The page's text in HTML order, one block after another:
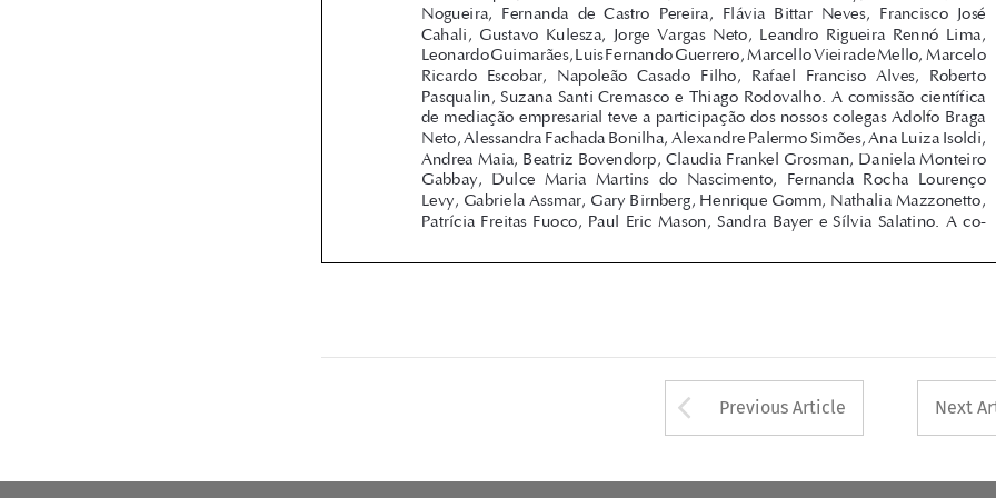











de mediação empresarial teve a participação dos nossos colegas Adolfo Braga
Neto, Alessandra Fachada Bonilha, Alexandre Palermo Simões, Ana Luiza Isoldi,
Andrea Maia, Beatriz Bovendorp, Claudia Frankel Grosman, Daniela Monteiro
Gabbay,  Dulce  Maria  Martins  do  Nascimento,  Fernanda  Rocha  Lourenço
Levy, Gabriela Assmar, Gary Birnberg, Henrique Gomm, Nathalia Mazzonetto,
Patrícia Freitas Fuoco, Paul Eric Mason, Sandra Bayer e Sílvia Salatino. A co-
Arrow button used
Previous Article Next